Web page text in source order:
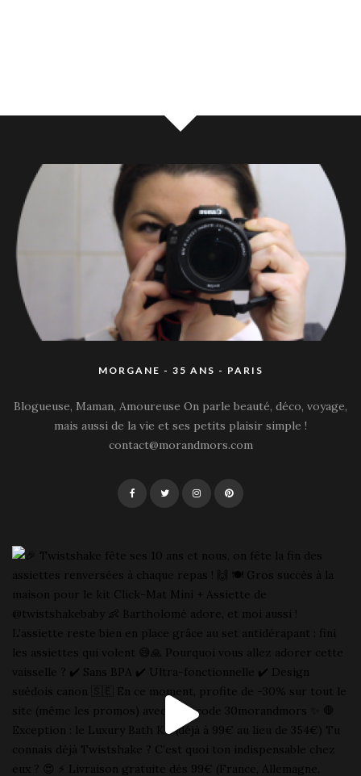
MORGANE - 35 ANS - PARIS
Blogueuse, Maman, Amoureuse On parle beauté, déco, voyage,
mais aussi de la vie et ses petits plaisir simple !
contact@morandmors.com